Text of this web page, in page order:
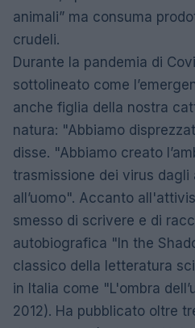
animali” ma consuma
crudeli.
Durante la pandemia di
sottolineato come
anche figlia della nostra
natura: "Abbiamo
disse. "Abbiamo creato
trasmissione dei virus dagli
all’uomo". Accanto
smesso di scrivere e di
autobiografica "In the
classico della letteratura
in Italia come "L'ombra
2012). Ha pubblicato oltre